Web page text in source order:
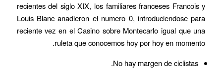
recientes del siglo XIX, los familiares franceses Francois y
Louis Blanc anadieron el numero 0, introduciendose para
reciente vez en el Casino sobre Montecarlo igual que una
ruleta que conocemos hoy por hoy en momento.
No hay margen de ciclistas.